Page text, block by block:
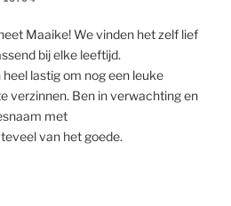
Maaike! We vinden het zelf lief
bij elke leeftijd.
lastig om nog een leuke
verzinnen. Ben in verwachting en
met
van het goede.